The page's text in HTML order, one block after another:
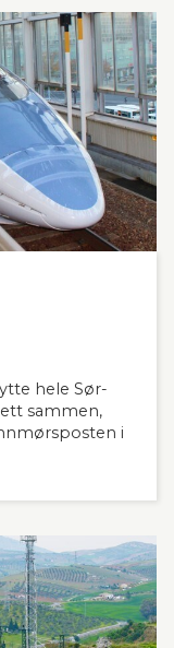
og
26.11.2024.
hele Sør-
sammen,
i